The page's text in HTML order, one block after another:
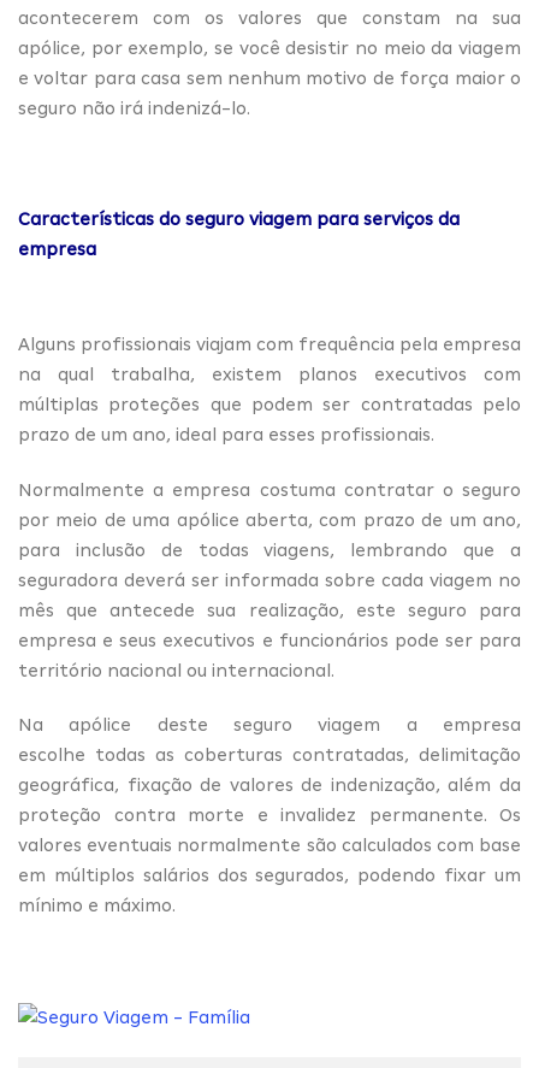
acontecerem com os valores que constam na sua
apólice, por exemplo, se você desistir no meio da viagem
e voltar para casa sem nenhum motivo de força maior o
seguro não irá indenizá-lo.
Características do seguro viagem para serviços da
empresa
Alguns profissionais viajam com frequência pela empresa
na qual trabalha, existem planos executivos com
múltiplas proteções que podem ser contratadas pelo
prazo de um ano, ideal para esses profissionais.
Normalmente a empresa costuma contratar o seguro
por meio de uma apólice aberta, com prazo de um ano,
para inclusão de todas viagens, lembrando que a
seguradora deverá ser informada sobre cada viagem no
mês que antecede sua realização, este seguro para
empresa e seus executivos e funcionários pode ser para
território nacional ou internacional.
Na apólice deste seguro viagem a empresa
escolhe todas as coberturas contratadas, delimitação
geográfica, fixação de valores de indenização, além da
proteção contra morte e invalidez permanente. Os
valores eventuais normalmente são calculados com base
em múltiplos salários dos segurados, podendo fixar um
mínimo e máximo.